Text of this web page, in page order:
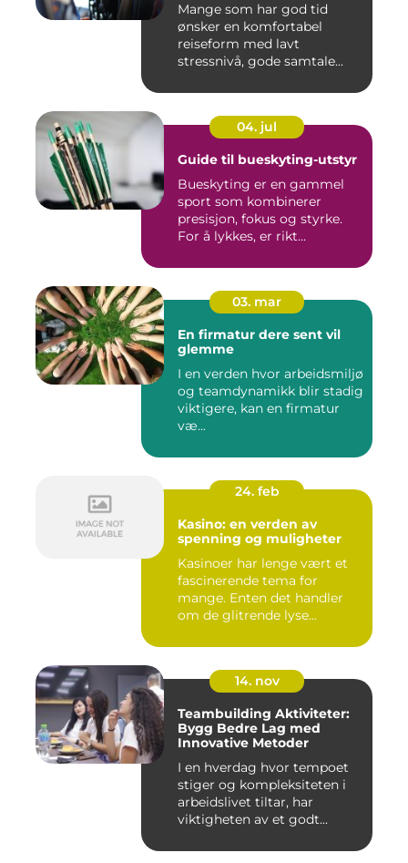
Mange som har god tid
ønsker en komfortabel
reiseform med lavt
stressnivå, gode samtale...
04. jul
Guide til bueskyting-utstyr
Bueskyting er en gammel
sport som kombinerer
presisjon, fokus og styrke.
For å lykkes, er rikt...
03. mar
En firmatur dere sent vil
glemme
I en verden hvor arbeidsmiljø
og teamdynamikk blir stadig
viktigere, kan en firmatur
væ...
24. feb
Kasino: en verden av
spenning og muligheter
Kasinoer har lenge vært et
fascinerende tema for
mange. Enten det handler
om de glitrende lyse...
14. nov
Teambuilding Aktiviteter:
Bygg Bedre Lag med
Innovative Metoder
I en hverdag hvor tempoet
stiger og kompleksiteten i
arbeidslivet tiltar, har
viktigheten av et godt...